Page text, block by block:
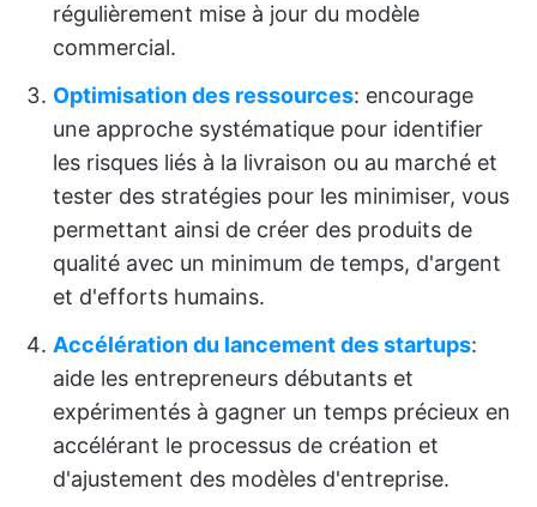
régulièrement mise à jour du modèle
commercial.
Optimisation des ressources: encourage
une approche systématique pour identifier
les risques liés à la livraison ou au marché et
tester des stratégies pour les minimiser, vous
permettant ainsi de créer des produits de
qualité avec un minimum de temps, d'argent
et d'efforts humains.
Accélération du lancement des startups:
aide les entrepreneurs débutants et
expérimentés à gagner un temps précieux en
accélérant le processus de création et
d'ajustement des modèles d'entreprise.